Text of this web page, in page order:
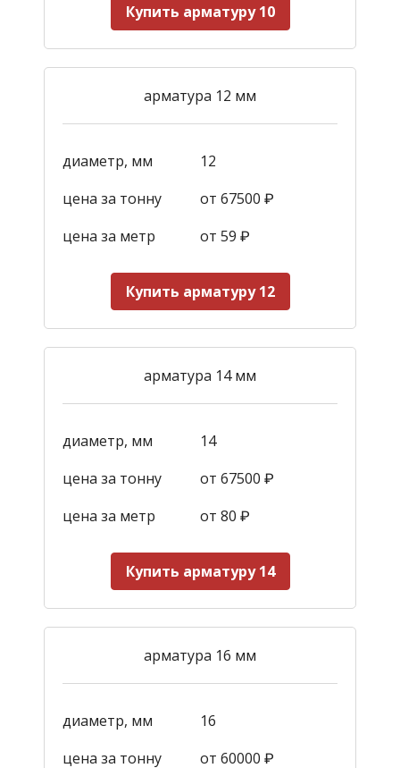
Купить арматуру 10
арматура 12 мм
диаметр, мм
12
цена за тонну
от 67500 ₽
цена за метр
от 59 ₽
Купить арматуру 12
арматура 14 мм
диаметр, мм
14
цена за тонну
от 67500 ₽
цена за метр
от 80 ₽
Купить арматуру 14
арматура 16 мм
диаметр, мм
16
цена за тонну
от 60000 ₽